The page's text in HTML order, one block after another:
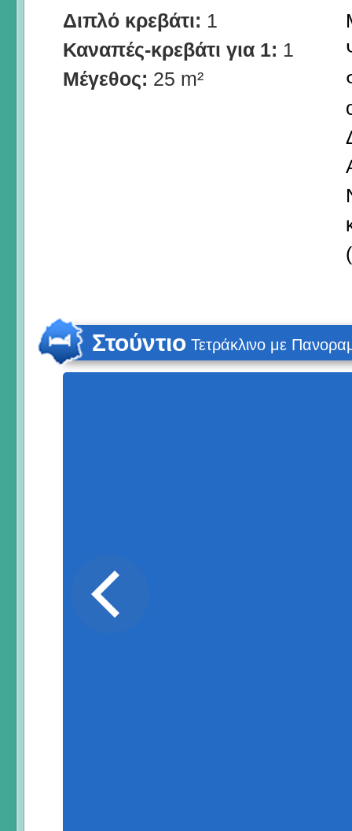
Διπλό κρεβάτι: 1
Καναπές-κρεβάτι για 1: 1
Μέγεθος: 25 m²
Στούντιο Τετράκλινο με